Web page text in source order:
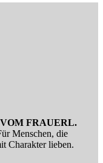
VOM FRAUERL.
Menschen, die
Charakter lieben.